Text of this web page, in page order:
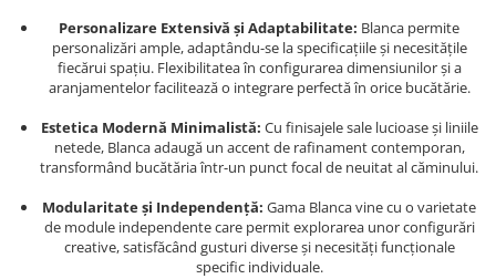
Personalizare Extensivă și Adaptabilitate: Blanca permite
personalizări ample, adaptându-se la specificațiile și necesitățile
fiecărui spațiu. Flexibilitatea în configurarea dimensiunilor și a
aranjamentelor facilitează o integrare perfectă în orice bucătărie.
Estetica Modernă Minimalistă: Cu finisajele sale lucioase și liniile
netede, Blanca adaugă un accent de rafinament contemporan,
transformând bucătăria într-un punct focal de neuitat al căminului.
Modularitate și Independență: Gama Blanca vine cu o varietate
de module independente care permit explorarea unor configurări
creative, satisfăcând gusturi diverse și necesități funcționale
specific individuale.